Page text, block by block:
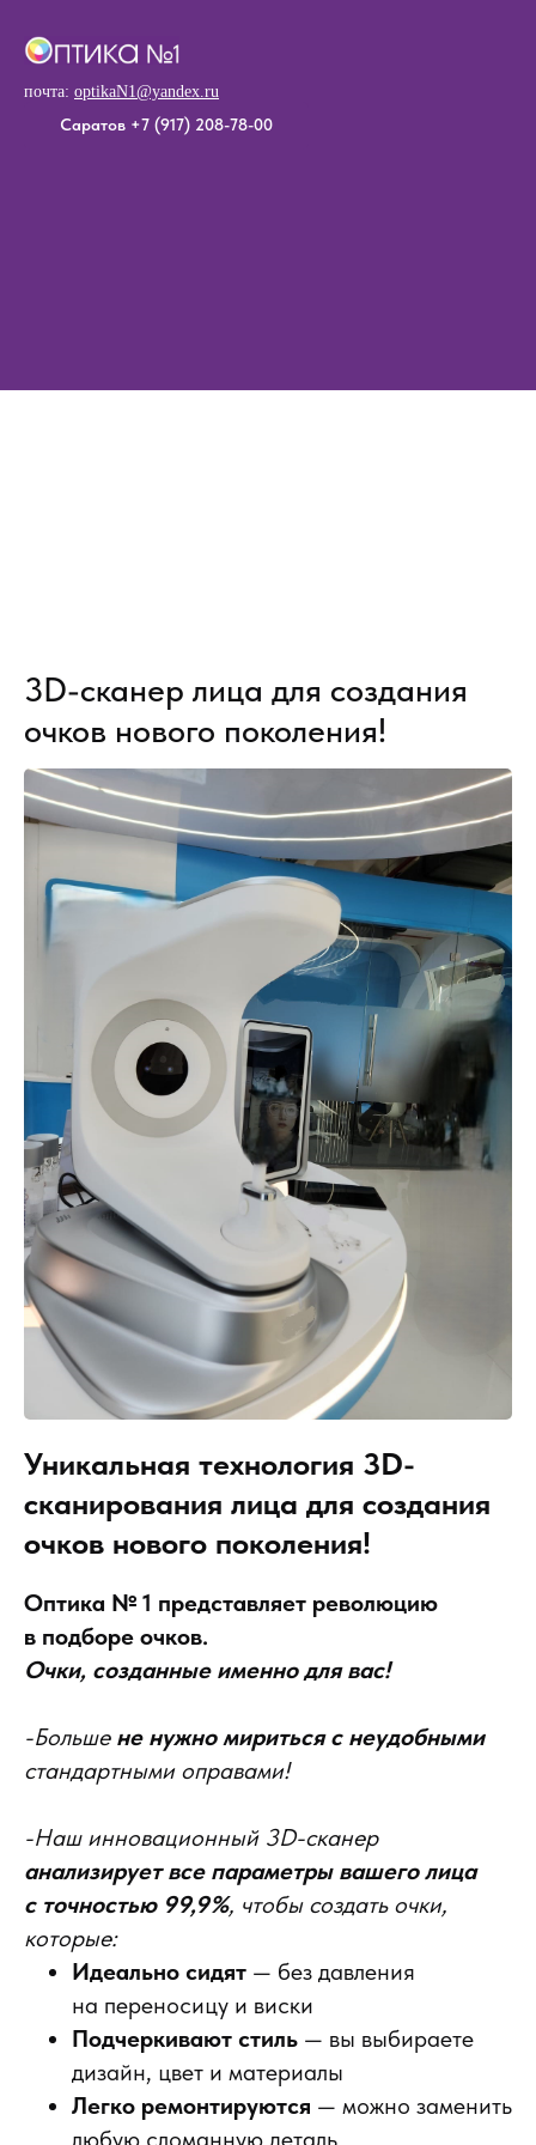
почта: optikaN1@yandex.ru
Саратов +7 (917) 208-78-00
3D-сканер лица для создания
очков нового поколения!
Уникальная технология 3D-
сканирования лица для создания
очков нового поколения!
Оптика № 1 представляет революцию
в подборе очков.
Очки, созданные именно для вас!
-Больше не нужно мириться с неудобными
стандартными оправами!
-Наш инновационный 3D-сканер
анализирует все параметры вашего лица
с точностью 99,9%, чтобы создать очки,
которые:
Идеально сидят — без давления
на переносицу и виски
Подчеркивают стиль — вы выбираете
дизайн, цвет и материалы
Легко ремонтируются — можно заменить